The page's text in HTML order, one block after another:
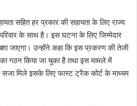
सहित हर प्रकार की सहायता के लिए राज्य
के साथ है। इस घटना के लिए जिम्मेदार
जाएगा। उन्होंने कहा कि इस प्रकरण की तेजी
गठन किया जा चुका है तथा इस मामले में
सजा मिले इसके लिए फास्ट ट्रैक कोर्ट के माध्यम